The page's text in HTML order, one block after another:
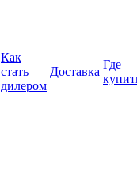
Как
стать
дилером
Доставка
Где